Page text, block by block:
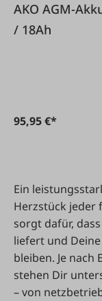
AKO AGM-Akku 12V
/ 18Ah
95,95 €*
Ein
Herzstück jeder
sorgt dafür,
liefert und
bleiben. Je
stehen Dir
– von